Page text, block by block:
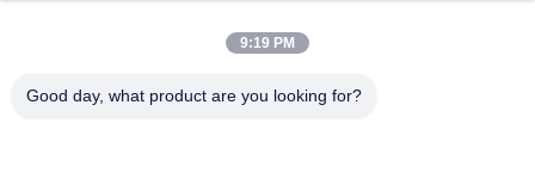
9:19 PM
Good day, what product are you looking for?